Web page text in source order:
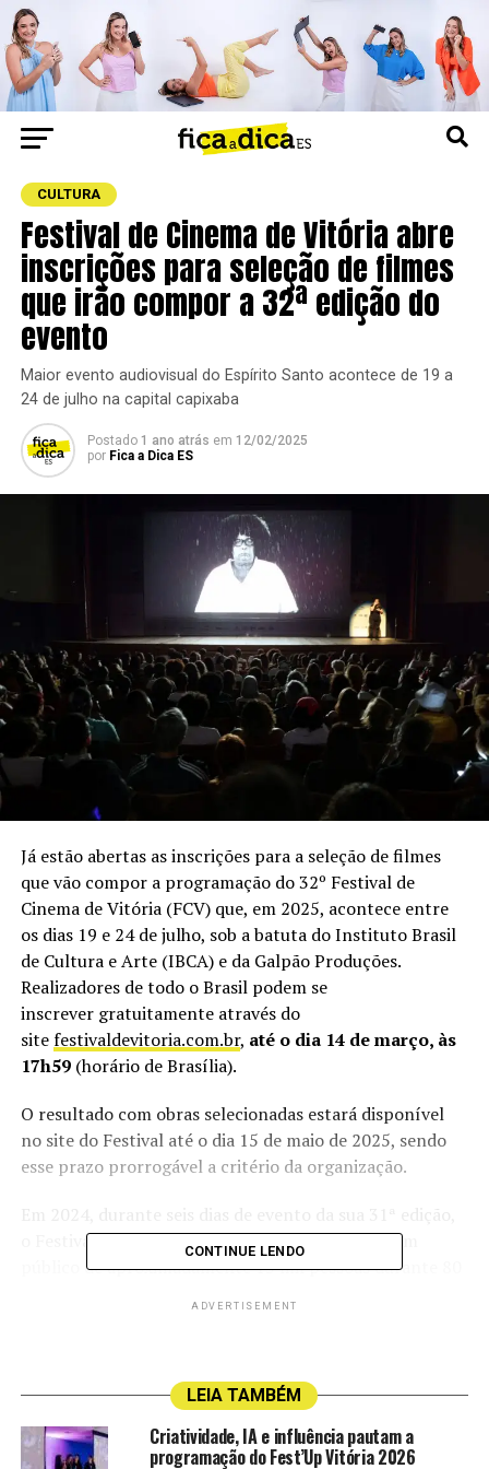
CULTURA
Festival de Cinema de Vitória abre
inscrições para seleção de filmes
que irão compor a 32ª edição do
evento
Maior evento audiovisual do Espírito Santo acontece de 19 a
24 de julho na capital capixaba
Postado 1 ano atrás em 12/02/2025
por Fica a Dica ES
Já estão abertas as inscrições para a seleção de filmes
que vão compor a programação do 32º Festival de
Cinema de Vitória (FCV) que, em 2025, acontece entre
os dias 19 e 24 de julho, sob a batuta do Instituto Brasil
de Cultura e Arte (IBCA) e da Galpão Produções.
Realizadores de todo o Brasil podem se
inscrever gratuitamente através do
sitefestivaldevitoria.com.br, até o dia 14 de março, às
17h59(horário de Brasília).
O resultado com obras selecionadas estará disponível
no site do Festival até o dia 15 de maio de 2025, sendo
esse prazo prorrogável a critério da organização.
o Festival de Cinema de Vitória (FCV) alcançou um
público de aproximadamente 15 mil pessoas durante 80
trabalhar para a formação e renovação de plateia são as
CONTINUE LENDO
ADVERTISEMENT
LEIA TAMBÉM
Criatividade, IA e influência pautam a
programação do Fest’Up Vitória 2026